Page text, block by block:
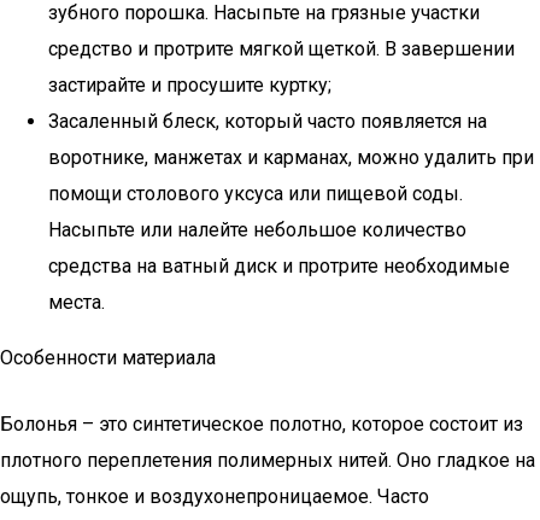
зубного порошка. Насыпьте на грязные участки
средство и протрите мягкой щеткой. В завершении
застирайте и просушите куртку;
Засаленный блеск, который часто появляется на
воротнике, манжетах и карманах, можно удалить при
помощи столового уксуса или пищевой соды.
Насыпьте или налейте небольшое количество
средства на ватный диск и протрите необходимые
места.
Особенности материала
Болонья – это синтетическое полотно, которое состоит из
плотного переплетения полимерных нитей. Оно гладкое на
ощупь, тонкое и воздухонепроницаемое. Часто